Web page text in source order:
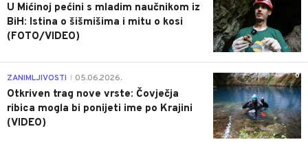
U Mićinoj pećini s mladim naučnikom iz
BiH: Istina o šišmišima i mitu o kosi
(FOTO/VIDEO)
0
ZANIMLJIVOSTI 05.06.2026.
Otkriven trag nove vrste: Čovječja
ribica mogla bi ponijeti ime po Krajini
(VIDEO)